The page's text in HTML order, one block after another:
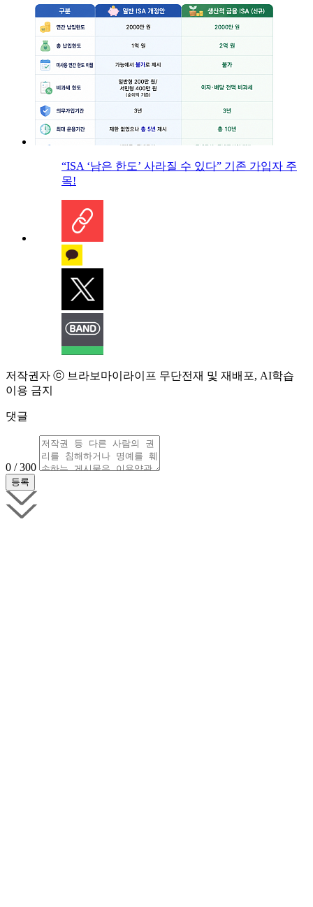
“ISA ‘남은 한도’ 사라질 수 있다” 기존 가입자 주
목!
저작권자 ⓒ 브라보마이라이프 무단전재 및 재배포, AI학습
이용 금지
댓글
0 / 300